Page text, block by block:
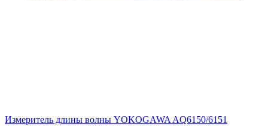
Измеритель длины волны YOKOGAWA AQ6150/6151